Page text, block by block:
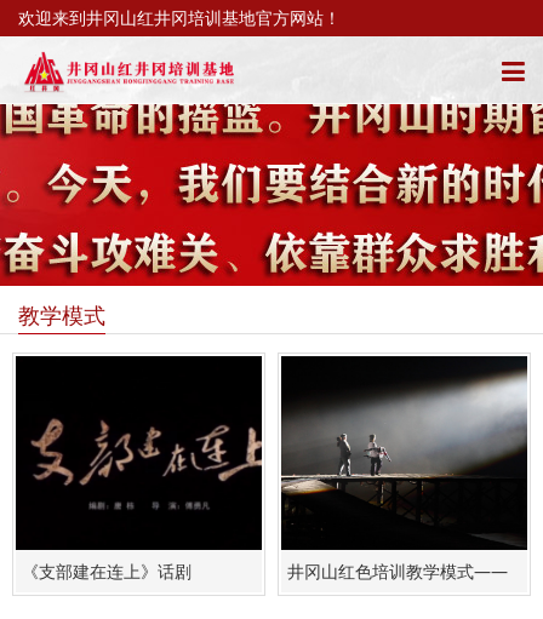
欢迎来到井冈山红井冈培训基地官方网站！
教学模式
《支部建在连上》话剧
井冈山红色培训教学模式——
实景教学